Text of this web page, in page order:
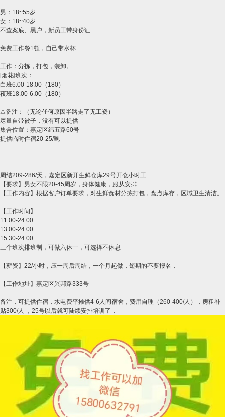
男：18~55岁
女：18~40岁
不查案底、黑户，新员工带身份证
免费工作餐1顿，自己带水杯
工作：分拣，打包，装卸。
[烟花]班次：
白班6.00-18.00（180）
夜班18.00-6.00（180）
⚠备注：（无论任何原因半路走了无工资）
尽量自带被子，没有可以提供
集合位置：嘉定区纬五路60号
提供临时住宿20-25/晚
​-------------------------
周结209-286/天，嘉定区新开生鲜仓库29号开仓小时工
【要求】男女不限20-45周岁，身体健康，服从安排
【工作内容】根据客户订单要求，对生鲜食材分拣打包，盘点库存，区域卫生清洁。
【工作时间】
11.00-24.00
13.00-24.00
15.30-24.00
三个班次排班制，可做六休一，可选择不休息
【薪资】22/小时，压一周后周结，一个月起做，短期的不要报名，
【工作地址】嘉定区兴邦路333号
备注，可提供住宿，水电费平摊供4-6人间宿舍，费用自理（260-400/人），房租补
贴300/人 ，25号以后就可陆续安排培训了，